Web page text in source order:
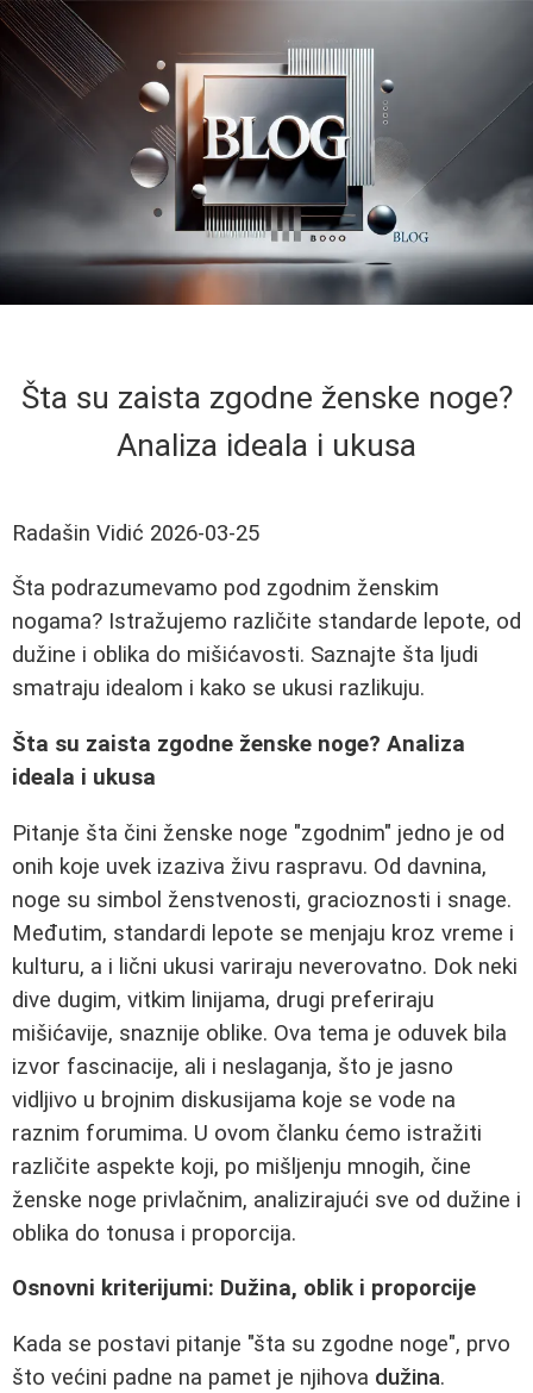
Šta su zaista zgodne ženske noge?
Analiza ideala i ukusa
Radašin Vidić 2026-03-25
Šta podrazumevamo pod zgodnim ženskim
nogama? Istražujemo različite standarde lepote, od
dužine i oblika do mišićavosti. Saznajte šta ljudi
smatraju idealom i kako se ukusi razlikuju.
Šta su zaista zgodne ženske noge? Analiza
ideala i ukusa
Pitanje šta čini ženske noge "zgodnim" jedno je od
onih koje uvek izaziva živu raspravu. Od davnina,
noge su simbol ženstvenosti, gracioznosti i snage.
Međutim, standardi lepote se menjaju kroz vreme i
kulturu, a i lični ukusi variraju neverovatno. Dok neki
dive dugim, vitkim linijama, drugi preferiraju
mišićavije, snaznije oblike. Ova tema je oduvek bila
izvor fascinacije, ali i neslaganja, što je jasno
vidljivo u brojnim diskusijama koje se vode na
raznim forumima. U ovom članku ćemo istražiti
različite aspekte koji, po mišljenju mnogih, čine
ženske noge privlačnim, analizirajući sve od dužine i
oblika do tonusa i proporcija.
Osnovni kriterijumi: Dužina, oblik i proporcije
Kada se postavi pitanje "šta su zgodne noge", prvo
što većini padne na pamet je njihova dužina.